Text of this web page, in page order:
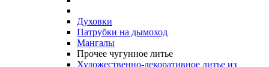
Духовки
Патрубки на дымоход
Мангалы
Прочее чугунное литье
Художественно-декоративное литье из